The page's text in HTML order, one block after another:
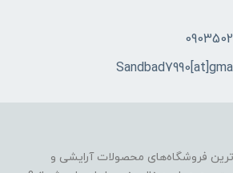
فروشگاه‌های محصولات آرایشی و